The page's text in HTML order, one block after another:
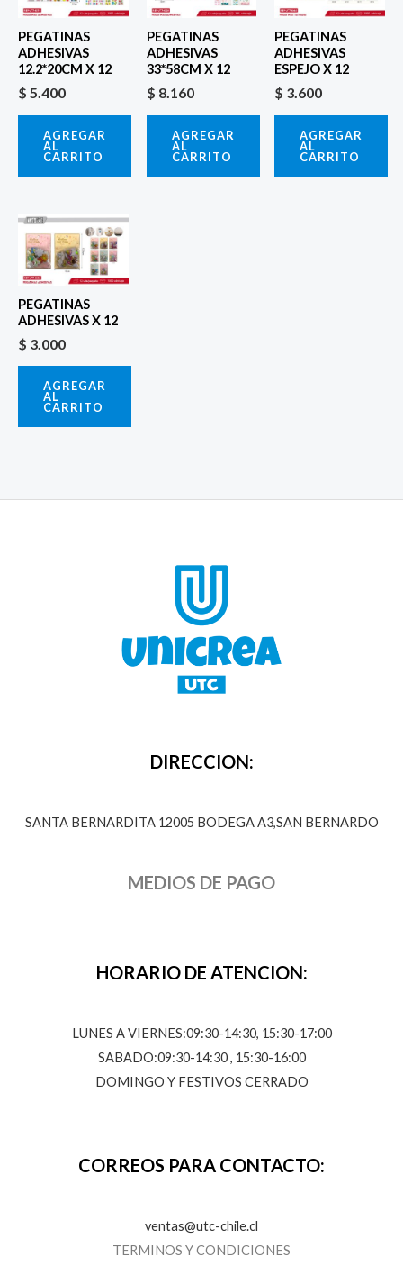
PEGATINAS
ADHESIVAS
12.2*20CM X 12
$ 5.400
AGREGAR
AL
CARRITO
PEGATINAS
ADHESIVAS
33*58CM X 12
$ 8.160
AGREGAR
AL
CARRITO
PEGATINAS
ADHESIVAS
ESPEJO X 12
$ 3.600
AGREGAR
AL
CARRITO
PEGATINAS
ADHESIVAS X 12
$ 3.000
AGREGAR
AL
CARRITO
DIRECCION:
SANTA BERNARDITA 12005 BODEGA A3,SAN BERNARDO
MEDIOS DE PAGO
HORARIO DE ATENCION:
LUNES A VIERNES:09:30-14:30, 15:30-17:00
SABADO:09:30-14:30 , 15:30-16:00
DOMINGO Y FESTIVOS CERRADO
CORREOS PARA CONTACTO:
ventas@utc-chile.cl
TERMINOS Y CONDICIONES